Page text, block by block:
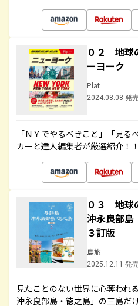
０２ 地球
ーヨーク
Plat
2024.08.08 発
「ＮＹでやるべきこと」「見
カーと達人編集者が厳選紹介！
０３ 地
沖永良部
３訂版
島旅
2025.12.11 発
見たことのない世界に心奪われ
沖永良部島・徳之島」の三島だ